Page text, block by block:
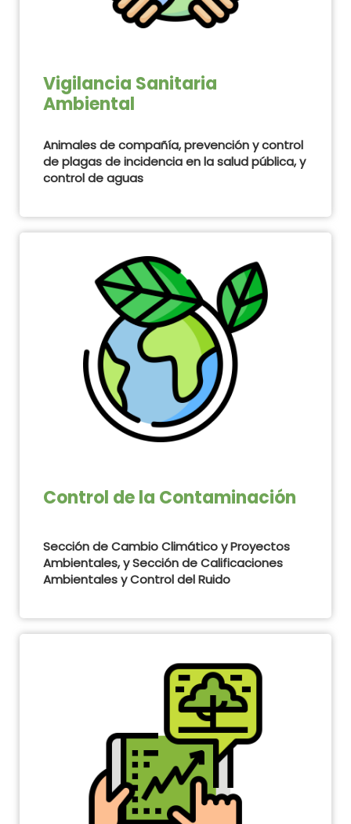
Vigilancia Sanitaria
Ambiental
Animales de compañía, prevención y control
de plagas de incidencia en la salud pública, y
control de aguas
Control de la Contaminación
Sección de Cambio Climático y Proyectos
Ambientales, y Sección de Calificaciones
Ambientales y Control del Ruido